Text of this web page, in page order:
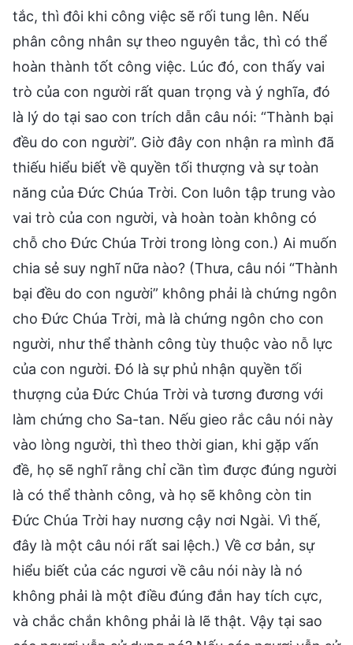
tắc, thì đôi khi công việc sẽ rối tung lên. Nếu
phân công nhân sự theo nguyên tắc, thì có thể
hoàn thành tốt công việc. Lúc đó, con thấy vai
trò của con người rất quan trọng và ý nghĩa, đó
là lý do tại sao con trích dẫn câu nói: “Thành bại
đều do con người”. Giờ đây con nhận ra mình đã
thiếu hiểu biết về quyền tối thượng và sự toàn
năng của Đức Chúa Trời. Con luôn tập trung vào
vai trò của con người, và hoàn toàn không có
chỗ cho Đức Chúa Trời trong lòng con.) Ai muốn
chia sẻ suy nghĩ nữa nào? (Thưa, câu nói “Thành
bại đều do con người” không phải là chứng ngôn
cho Đức Chúa Trời, mà là chứng ngôn cho con
người, như thể thành công tùy thuộc vào nỗ lực
của con người. Đó là sự phủ nhận quyền tối
thượng của Đức Chúa Trời và tương đương với
làm chứng cho Sa-tan. Nếu gieo rắc câu nói này
vào lòng người, thì theo thời gian, khi gặp vấn
đề, họ sẽ nghĩ rằng chỉ cần tìm được đúng người
là có thể thành công, và họ sẽ không còn tin
Đức Chúa Trời hay nương cậy nơi Ngài. Vì thế,
đây là một câu nói rất sai lệch.) Về cơ bản, sự
hiểu biết của các ngươi về câu nói này là nó
không phải là một điều đúng đắn hay tích cực,
và chắc chắn không phải là lẽ thật. Vậy tại sao